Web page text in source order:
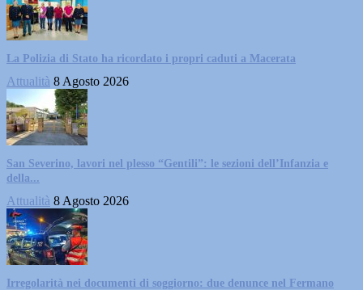
La Polizia di Stato ha ricordato i propri caduti a Macerata
Attualità 8 Agosto 2026
San Severino, lavori nel plesso “Gentili”: le sezioni dell’Infanzia e
della...
Attualità 8 Agosto 2026
Irregolarità nei documenti di soggiorno: due denunce nel Fermano